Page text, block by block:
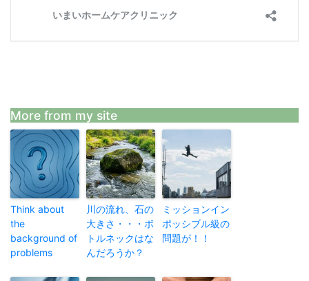
More from my site
Think about
the
background of
problems
川の流れ、石の
大きさ・・・ボ
トルネックはな
んだろうか？
ミッションイン
ポッシブル級の
問題が！！